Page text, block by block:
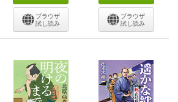
ブラウザ
試し読み
ブラウザ
試し読み